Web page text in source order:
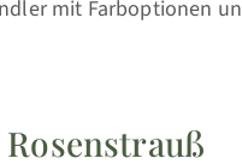
mit Farboptionen